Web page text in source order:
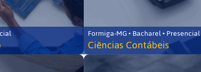
Formiga-MG • Bacharel • Presencial
Ciências Contábeis